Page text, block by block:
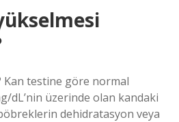
Kan testine göre normal
dL’nin üzerinde olan kandaki
dehidratasyon veya